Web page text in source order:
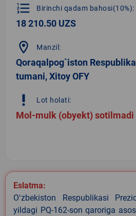
format_list_numbered Birinchi qadam bahosi(10%):
18 210.50 UZS
location_on Manzil:
Qoraqalpog`iston
tumani, Xitoy OFY
priority_high Lot holati:
Mol-mulk (obyekt) sotilmadi
Eslatma:
Oʻzbekiston Respublikasi
yildagi PQ-162-son qaroriga